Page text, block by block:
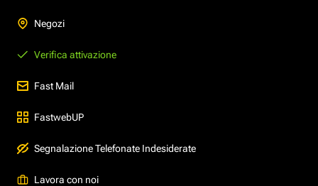
Negozi
Verifica attivazione
Fast Mail
FastwebUP
Segnalazione Telefonate Indesiderate
Lavora con noi